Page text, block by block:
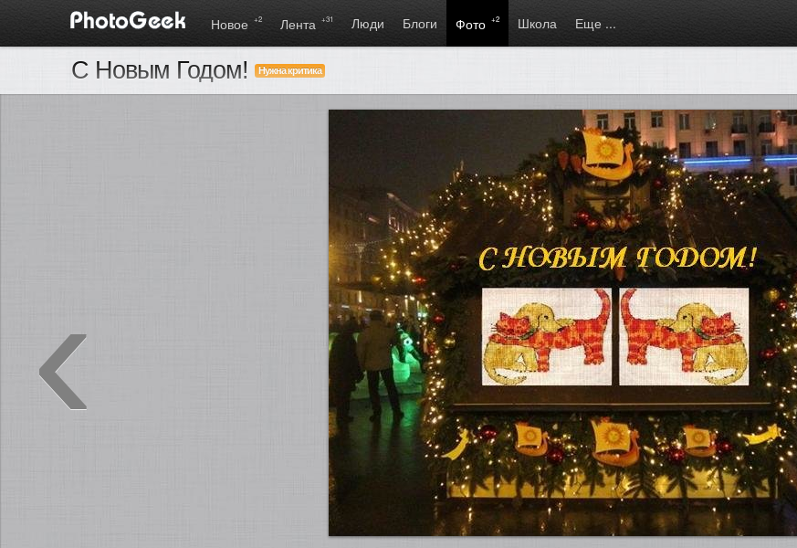
Новое +2 Лента +31 Люди Блоги Фото +2 Школа Еще ...
С Новым Годом! Нужна критика
‹